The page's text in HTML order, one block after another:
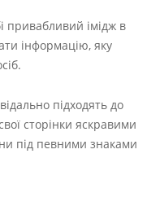
привабливий імідж в
інформацію, яку
підходять до
сторінки яскравими
під певними знаками